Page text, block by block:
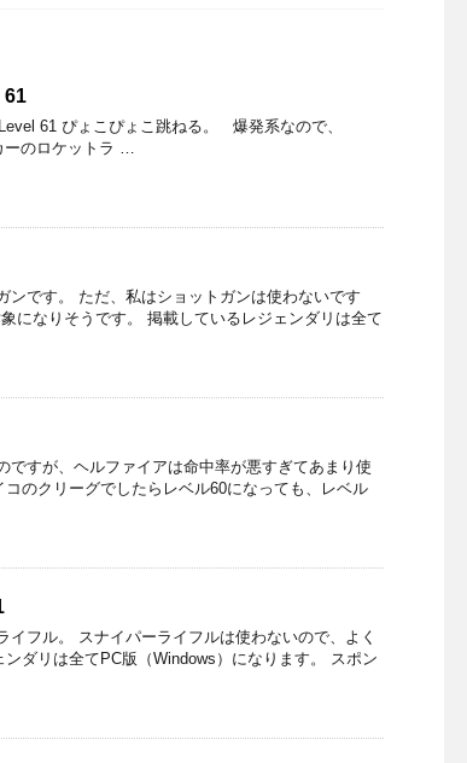
61
61 ぴょこぴょこ跳ねる。 爆発系なので、
ーのロケットラ …
ンです。 ただ、私はショットガンは使わないです
になりそうです。 掲載しているレジェンダリは全て
ですが、ヘルファイアは命中率が悪すぎてあまり使
のクリーグでしたらレベル60になっても、レベル
イフル。 スナイパーライフルは使わないので、よく
ダリは全てPC版（Windows）になります。 スポン